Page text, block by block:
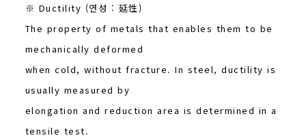
※ Ductility (연성 : 延性)
The property of metals that enables them to be
mechanically deformed
when cold, without fracture. In steel, ductility is
usually measured by
elongation and reduction area is determined in a
tensile test.